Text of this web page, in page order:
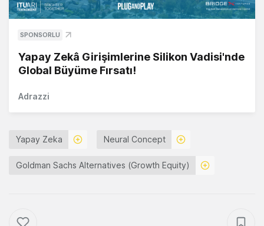
SPONSORLU
Yapay Zekâ Girişimlerine Silikon Vadisi'nde
Global Büyüme Fırsatı!
Adrazzi
Yapay Zeka Neural Concept
Goldman Sachs Alternatives (Growth Equity)